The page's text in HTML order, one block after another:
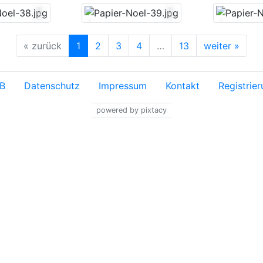
« zurück 1 2 3 4 … 13 weiter »
Datenschutz Impressum Kontakt
powered by pixtacy